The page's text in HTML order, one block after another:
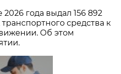
года выдал 156 892
средства к
Об этом